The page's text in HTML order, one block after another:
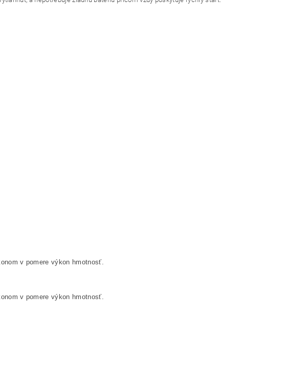
v pomere výkon hmotnosť.
v pomere výkon hmotnosť.